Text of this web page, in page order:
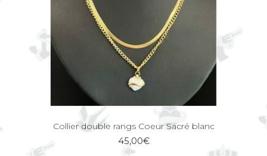
Collier double rangs Coeur Sacré blanc
45,00€